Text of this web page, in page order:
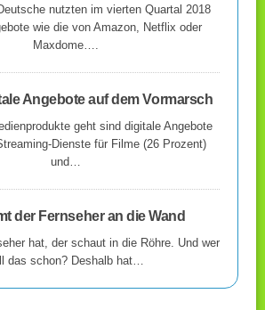
nutzten im vierten Quartal 2018
wie die von Amazon, Netflix oder
Maxdome….
Angebote auf dem Vormarsch
geht sind digitale Angebote
Dienste für Filme (26 Prozent)
und…
der Fernseher an die Wand
hat, der schaut in die Röhre. Und wer
das schon? Deshalb hat…